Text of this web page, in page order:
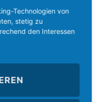
ab
ab
Technologien von
stetig zu
den Interessen